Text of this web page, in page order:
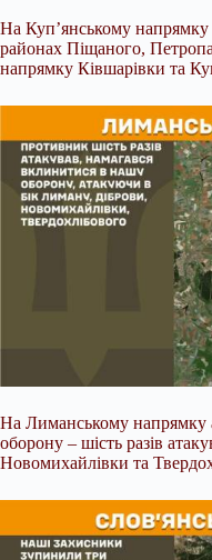
На Куп’янському напрямку
районах Піщаного,
напрямку Ківшарівки та
На Лиманському напрямку
оборону – шість разів
Новомихайлівки та